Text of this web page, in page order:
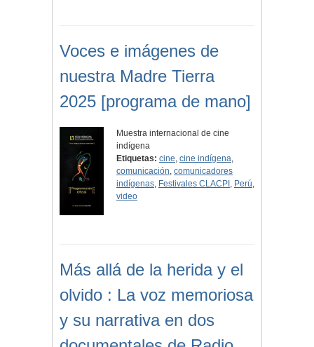
Voces e imágenes de
nuestra Madre Tierra
2025 [programa de mano]
Muestra internacional de cine
indígena
Etiquetas: cine, cine indígena,
comunicación, comunicadores
indígenas, Festivales CLACPI , Perú,
video
Más allá de la herida y el
olvido : La voz memoriosa
y su narrativa en dos